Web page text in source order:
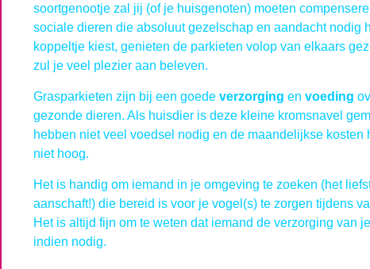
soortgenootje zal jij (of je huisgenoten) moeten
sociale dieren die absoluut gezelschap en aandacht nodig
koppeltje kiest, genieten de parkieten volop van elkaars
zul je veel plezier aan beleven.
Grasparkieten zijn bij een goedeverzorging envoeding
gezonde dieren. Als huisdier is deze kleine kromsnavel
hebben niet veel voedsel nodig en de maandelijkse kosten
niet hoog.
Het is handig om iemand in je omgeving te zoeken (het
aanschaft!) die bereid is voor je vogel(s) te zorgen tijdens
Het is altijd fijn om te weten dat iemand de verzorging van
indien nodig.